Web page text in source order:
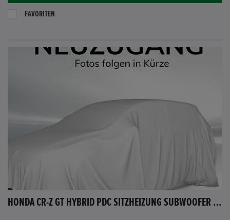
FAVORITEN
HONDA CR-Z GT HYBRID PDC SITZHEIZUNG SUBWOOFER BLUETOOTH